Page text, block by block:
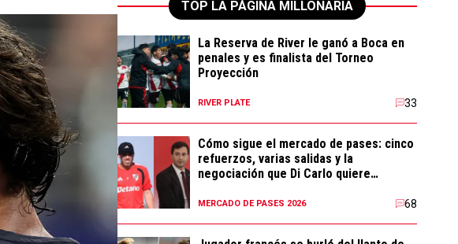
TOP LA PÁGINA MILLONARIA
La Reserva de River le ganó a Boca en
penales y es finalista del Torneo
Proyección
RIVER PLATE 33
Cómo sigue el mercado de pases: cinco
refuerzos, varias salidas y la
negociación que Di Carlo quiere
MERCADO DE PASES 2026 68